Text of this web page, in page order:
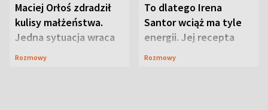
Maciej Orłoś zdradził
kulisy małżeństwa.
Jedna sytuacja wraca
jak bumerang
Rozmowy
To dlatego Irena
Santor wciąż ma tyle
energii. Jej recepta
jest zaskakująco
Rozmowy